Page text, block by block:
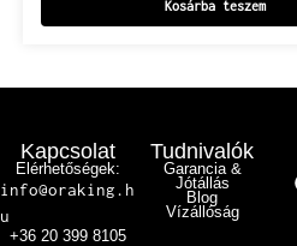
Kosárba teszem
Kapcsolat
Elérhetőségek:
info@oraking.h
u
+36 20 399 8105
Tudnivalók
Garancia &
Jótállás
Blog
Vízállóság